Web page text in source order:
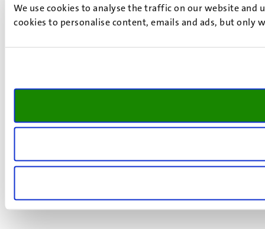
We use cookies to analyse the traffic on our website and
cookies to personalise content, emails and ads, but only